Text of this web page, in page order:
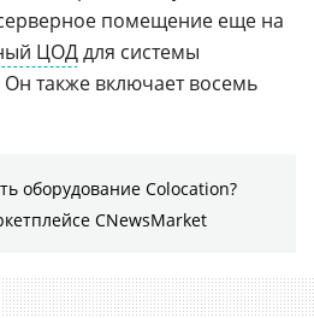
помещение еще на
ЦОДдля системы
Он также включает восемь
оборудование Colocation?
CNewsMarket